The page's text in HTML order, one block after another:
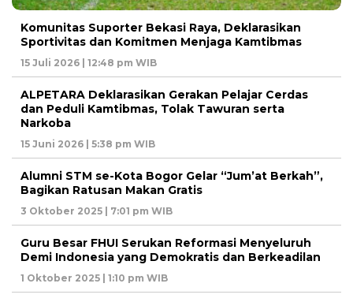
Komunitas Suporter Bekasi Raya, Deklarasikan
Sportivitas dan Komitmen Menjaga Kamtibmas
15 Juli 2026 | 12:48 pm WIB
ALPETARA Deklarasikan Gerakan Pelajar Cerdas
dan Peduli Kamtibmas, Tolak Tawuran serta
Narkoba
15 Juni 2026 | 5:38 pm WIB
Alumni STM se-Kota Bogor Gelar “Jum’at Berkah”,
Bagikan Ratusan Makan Gratis
3 Oktober 2025 | 7:01 pm WIB
Guru Besar FHUI Serukan Reformasi Menyeluruh
Demi Indonesia yang Demokratis dan Berkeadilan
1 Oktober 2025 | 1:10 pm WIB